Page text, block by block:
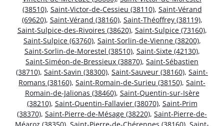
(38510), Saint-Victor-de-Cessieu (38110), Saint-Vérand
(69620), Saint-Vérand (38160), Saint-Théoffrey (38119),
Saint-Sulpice-des-Rivoires (38620), Saint-Sulpice (73160),
Saint-Sulpice (63760), Saint-Sorlin-de-Vienne (38200),
Saint-Sorlin-de-Morestel (38510), Saint-Sixte (42130),
Saint-Siméon-de-Bressieux (38870), Saint-Sébastien
(38710), Saint-Savin (38300), Saint-Sauveur (38160), Saint-
Romans (38160), Saint-Romain-de-Surieu (38150), Saint-
Romain-de-Jalionas (38460), Saint-Quentin-sur-Isère
(38210), Saint-Quentin-Fallavier (38070), Saint-Prim
(38370), Saint-Pierre-de-Mésage (38220), Saint-Pierre-de-